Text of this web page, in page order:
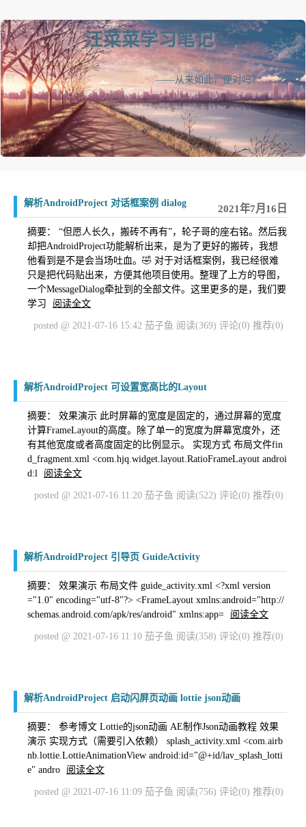
汪菜菜学习笔记
——从来如此，便对吗？
2021年7月16日
解析AndroidProject 对话框案例 dialog
摘要： “但愿人长久，搬砖不再有”，轮子哥的座右铭。然后我
却把AndroidProject功能解析出来，是为了更好的搬砖，我想
他看到是不是会当场吐血。🤣 对于对话框案例，我已经很难
只是把代码贴出来，方便其他项目使用。整理了上方的导图，
一个MessageDialog牵扯到的全部文件。这里更多的是，我们要
学习
阅读全文
posted @ 2021-07-16 15:42 茄子鱼 阅读(369) 评论(0) 推荐(0)
解析AndroidProject 可设置宽高比的Layout
摘要： 效果演示 此时屏幕的宽度是固定的，通过屏幕的宽度
计算FrameLayout的高度。除了单一的宽度为屏幕宽度外，还
有其他宽度或者高度固定的比例显示。 实现方式 布局文件fin
d_fragment.xml <com.hjq.widget.layout.RatioFrameLayout androi
d:l
阅读全文
posted @ 2021-07-16 11:20 茄子鱼 阅读(522) 评论(0) 推荐(0)
解析AndroidProject 引导页 GuideActivity
摘要： 效果演示 布局文件 guide_activity.xml <?xml version
="1.0" encoding="utf-8"?> <FrameLayout xmlns:android="http://
schemas.android.com/apk/res/android" xmlns:app=
阅读全文
posted @ 2021-07-16 11:10 茄子鱼 阅读(358) 评论(0) 推荐(0)
解析AndroidProject 启动闪屏页动画 lottie json动画
摘要： 参考博文 Lottie的json动画 AE制作Json动画教程 效果
演示 实现方式（需要引入依赖） splash_activity.xml <com.airb
nb.lottie.LottieAnimationView android:id="@+id/lav_splash_lotti
e" andro
阅读全文
posted @ 2021-07-16 11:09 茄子鱼 阅读(756) 评论(0) 推荐(0)